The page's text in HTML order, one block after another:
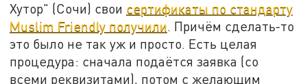
Хутор" (Сочи) свои сертификаты по стандарту
Muslim Friendly получили. Причём сделать-то
это было не так уж и просто. Есть целая
процедура: сначала подаётся заявка (со
всеми реквизитами), потом с желающим